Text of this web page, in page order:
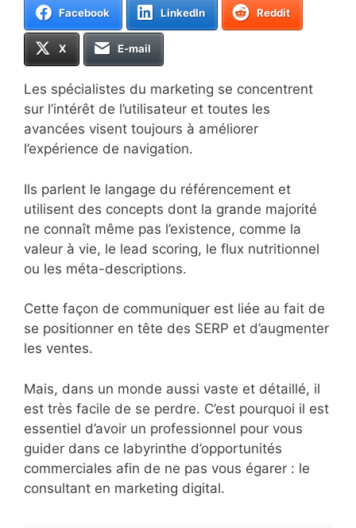
Facebook LinkedIn Reddit
X E-mail
Les spécialistes du marketing se concentrent
sur l’intérêt de l’utilisateur et toutes les
avancées visent toujours à améliorer
l’expérience de navigation.
Ils parlent le langage du référencement et
utilisent des concepts dont la grande majorité
ne connaît même pas l’existence, comme la
valeur à vie, le lead scoring, le flux nutritionnel
ou les méta-descriptions.
Cette façon de communiquer est liée au fait de
se positionner en tête des SERP et d’augmenter
les ventes.
Mais, dans un monde aussi vaste et détaillé, il
est très facile de se perdre. C’est pourquoi il est
essentiel d’avoir un professionnel pour vous
guider dans ce labyrinthe d’opportunités
commerciales afin de ne pas vous égarer : le
consultant en marketing digital.